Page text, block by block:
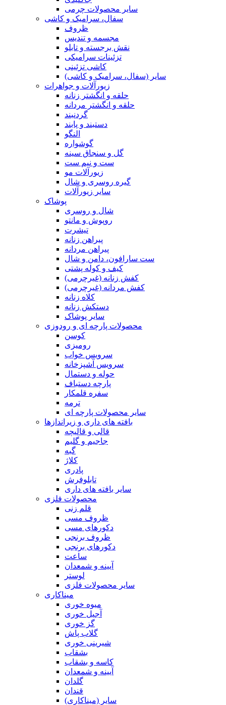
سایر محصولات چرمی
سفال، سرامیک و کاشی
ظروف
مجسمه و تندیس
نقش برجسته و تابلو
تزئینات سرامیکی
کاشی تزئینی
سایر (سفال، سرامیک و کاشی)
زیورآلات و جواهرات
حلقه و انگشتر زنانه
حلقه و انگشتر مردانه
گردنبند
دستبند و پابند
النگو
گوشواره
گل و سنجاق سینه
ست و نیم ست
زیورآلات مو
گیره روسری و شال
سایر زیورآلات
پوشاک
شال و روسری
روپوش و مانتو
تیشرت
پیراهن زنانه
پیراهن مردانه
ست سارافون، دامن و شال
کیف و کوله پشتی
کفش زنانه (غیرچرمی)
کفش مردانه (غیرچرمی)
کلاه زنانه
دستکش زنانه
سایر پوشاک
محصولات پارچه ای و رودوزی
کوسن
رومیزی
سرویس خواب
سرویس آشپزخانه
حوله و دستمال
پارچه دستباف
سفره قلمکار
ترمه
سایر محصولات پارچه ای
بافته های داری و زیراندازها
قالی و قالیچه
جاجیم و گلیم
گبه
کلاژ
پادری
تابلوفرش
سایر بافته های داری
محصولات فلزی
قلم زنی
ظروف مسی
دکورهای مسی
ظروف برنجی
دکورهای برنجی
ساعت
آیینه و شمعدان
لوستر
سایر محصولات فلزی
میناکاری
میوه خوری
آجیل خوری
گز خوری
گلاب پاش
شیرینی خوری
بشقاب
کاسه و بشقاب
آیینه و شمعدان
گلدان
قندان
سایر (میناکاری)